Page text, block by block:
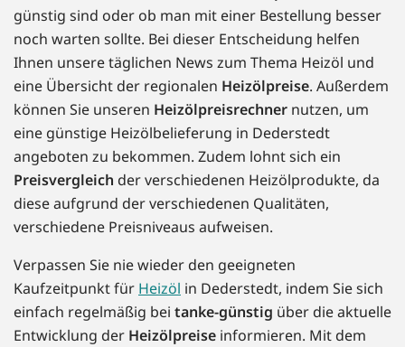
günstig sind oder ob man mit einer Bestellung besser
noch warten sollte. Bei dieser Entscheidung helfen
Ihnen unsere täglichen News zum Thema Heizöl und
eine Übersicht der regionalen Heizölpreise. Außerdem
können Sie unseren Heizölpreisrechner nutzen, um
eine günstige Heizölbelieferung in Dederstedt
angeboten zu bekommen. Zudem lohnt sich ein
Preisvergleich der verschiedenen Heizölprodukte, da
diese aufgrund der verschiedenen Qualitäten,
verschiedene Preisniveaus aufweisen.
Verpassen Sie nie wieder den geeigneten
Kaufzeitpunkt für Heizöl in Dederstedt, indem Sie sich
einfach regelmäßig bei tanke-günstig über die aktuelle
Entwicklung der Heizölpreise informieren. Mit dem